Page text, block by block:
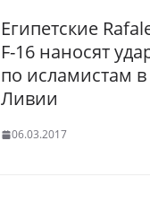
Египетские
F-16 наносят
по исламистам в
Ливии
06.03.2017